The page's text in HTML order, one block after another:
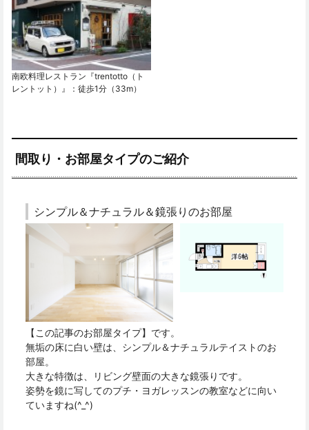
南欧料理レストラン『trentotto（ト
レントット）』：徒歩1分（33m）
間取り・お部屋タイプのご紹介
シンプル＆ナチュラル＆鏡張りのお部屋
【この記事のお部屋タイプ】です。
無垢の床に白い壁は、シンプル＆ナチュラルテイストのお
部屋。
大きな特徴は、リビング壁面の大きな鏡張りです。
姿勢を鏡に写してのプチ・ヨガレッスンの教室などに向い
ていますね(^_^)